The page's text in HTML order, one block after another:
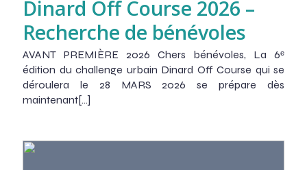
Dinard Off Course 2026 –
Recherche de bénévoles
AVANT PREMIÈRE 2026 Chers bénévoles, La 6ᵉ
édition du challenge urbain Dinard Off Course qui se
déroulera le 28 MARS 2026 se prépare dès
maintenant[…]